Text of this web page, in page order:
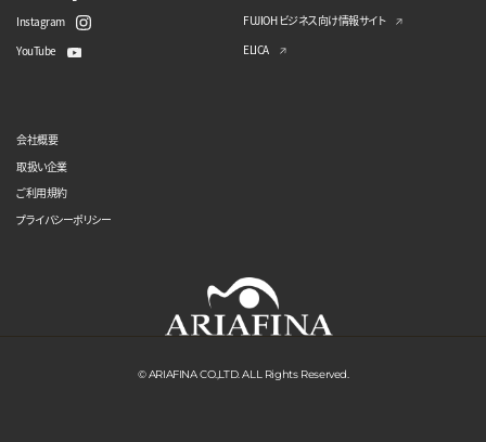
Instagram
YouTube
FUJIOH ビジネス向け情報サイト
ELICA
会社概要
取扱い企業
ご利用規約
プライバシーポリシー
© ARIAFINA CO.,LTD. ALL Rights Reserved.